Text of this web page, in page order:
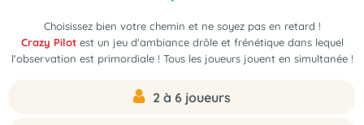
Choisissez bien votre chemin et ne soyez pas en retard !
Crazy Pilotest un jeu d'ambiance drôle et frénétique dans lequel
l'observation est primordiale ! Tous les joueurs jouent en simultanée !
2 à 6 joueurs